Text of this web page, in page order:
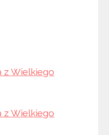
z Wielkiego
z Wielkiego